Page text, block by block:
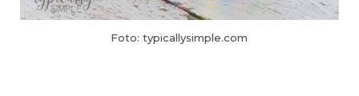
Foto: typicallysimple.com